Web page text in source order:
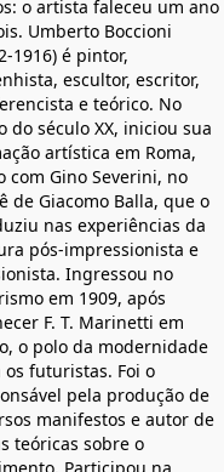
o artista faleceu um ano
Umberto Boccioni
1916) é pintor,
escultor, escritor,
e teórico. No
do século XX, iniciou sua
artística em Roma,
com Gino Severini, no
de Giacomo Balla, que o
nas experiências da
pós-impressionista e
Ingressou no
em 1909, após
F. T. Marinetti em
o polo da modernidade
os futuristas. Foi o
pela produção de
manifestos e autor de
teóricas sobre o